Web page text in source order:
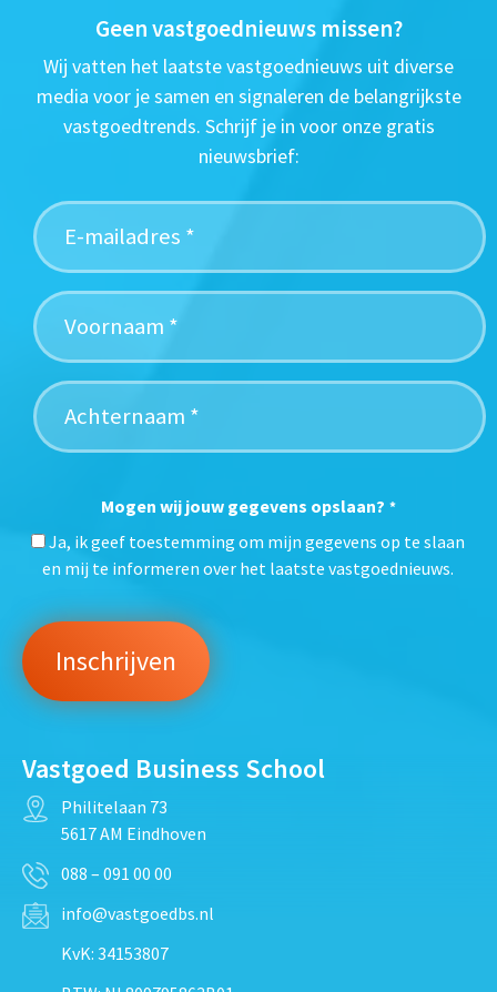
Geen vastgoednieuws missen?
Wij vatten het laatste vastgoednieuws uit diverse
media voor je samen en signaleren de belangrijkste
vastgoedtrends. Schrijf je in voor onze gratis
nieuwsbrief:
Mogen wij jouw gegevens opslaan? *
Ja, ik geef toestemming om mijn gegevens op te slaan
en mij te informeren over het laatste vastgoednieuws.
Vastgoed Business School
Philitelaan 73
5617 AM Eindhoven
088 – 091 00 00
info@vastgoedbs.nl
KvK: 34153807